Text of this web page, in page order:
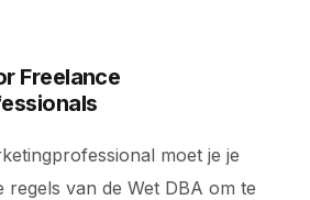
Freelance
moet je je
regels van de Wet DBA om te